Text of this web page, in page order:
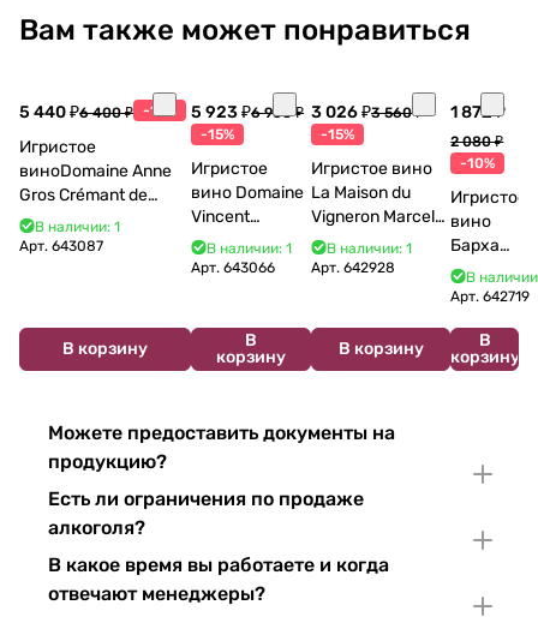
Вам также может понравиться
5 440 ₽6 400 ₽ -15%
Игристое
виноDomaine Anne
Gros Crémant de
Bourgogne La Fun en
Bulles Chardonnay et
В наличии: 1
Арт. 643087
В корзину
5 923 ₽6 968 ₽
-15%
Игристое
вино Domaine
Vincent
Bouzereau
Crémant de
В наличии: 1
Арт.643066
В
корзину
3 026 ₽3 560 ₽
-15%
Игристое вино
La Maison du
Vigneron Marcel
Cabelier Cremant
du Jura
В наличии: 1
Арт. 642928
В корзину
1 872 ₽
2 080 ₽
-10%
Игристое
вино
Бархат
Остров
2025
В
Арт.642719
В
корзину
Можете предоставить документы на
продукцию?
Есть ли ограничения по продаже
алкоголя?
В какое время вы работаете и когда
отвечают менеджеры?